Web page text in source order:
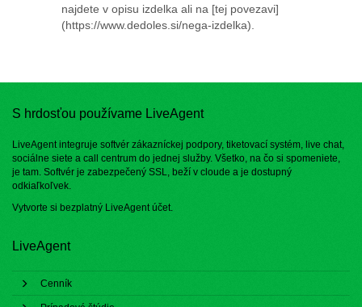
najdete v opisu izdelka ali na [tej povezavi]
(https://www.dedoles.si/nega-izdelka).
S hrdosťou používame LiveAgent
LiveAgent integruje softvér zákazníckej podpory, tiketovací systém, live chat,
sociálne siete a call centrum do jednej služby. Všetko, na čo si spomeniete,
je tam. Softvér je zabezpečený SSL, beží v cloude a je dostupný
odkiaľkoľvek.
Vytvorte si bezplatný LiveAgent účet.
LiveAgent
Cenník